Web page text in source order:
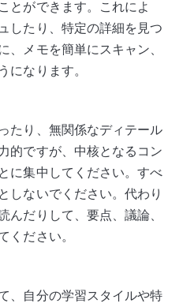
とができます。これによ
したり、特定の詳細を見つ
、メモを簡単にスキャン、
になります。
たり、無関係なディテール
的ですが、中核となるコン
に集中してください。すべ
しないでください。代わり
んだりして、要点、議論、
ください。
、自分の学習スタイルや特